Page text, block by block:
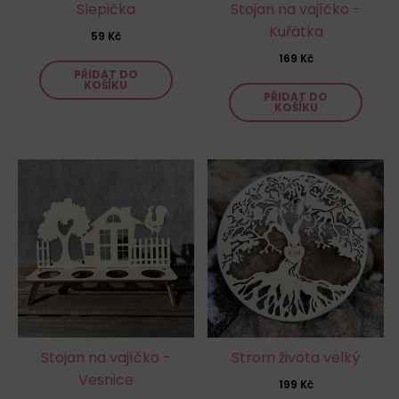
Slepička
59 Kč
PŘIDAT DO
KOŠÍKU
Stojan na vajíčko -
Kuřátka
169 Kč
PŘIDAT DO
KOŠÍKU
Stojan na vajíčko -
Vesnice
Strom života velký
199 Kč